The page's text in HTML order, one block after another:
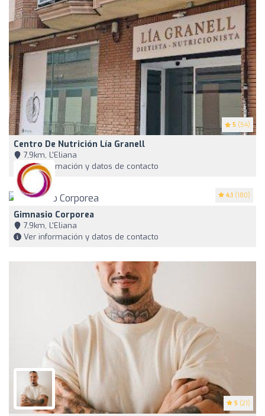
5 (54)
Centro De Nutrición Lía Granell
7,9km, L'Eliana
Ver información y datos de contacto
4.1 (180)
Gimnasio Corporea
7,9km, L'Eliana
Ver información y datos de contacto
5 (21)